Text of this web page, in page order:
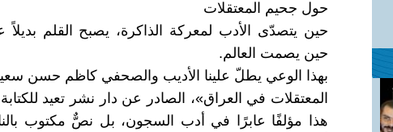
حول جحيم المعتقلات
حين يتصدّى الأدب لمعركة الذاكرة، يصبح القلم بديلاً
حين يصمت العالم.
بهذا الوعي يطلّ علينا الأديب والصحفي كاظم حسن
المعتقلات في العراق»، الصادر عن دار نشر تعيد
هذا مؤلفًا عابرًا في أدب السجون، بل نصٌّ مكتوب